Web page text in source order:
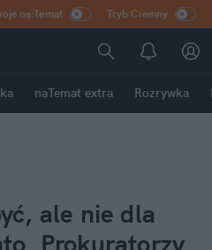
na:Temat Tryb Ciemny
naTemat extra Rozrywka
ale nie dla
Prokuratorzy